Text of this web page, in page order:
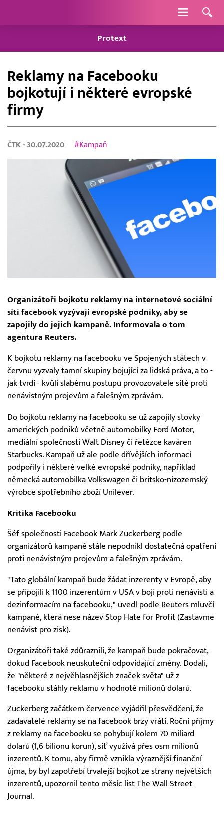
Navigace
Protext
Reklamy na Facebooku
bojkotují i některé evropské
firmy
ČTK - 30.07.2020 #Kampaň
Organizátoři bojkotu reklamy na internetové sociální
síti facebook vyzývají evropské podniky, aby se
zapojily do jejich kampaně. Informovala o tom
agentura Reuters.
K bojkotu reklamy na facebooku ve Spojených státech v
červnu vyzvaly tamní skupiny bojující za lidská práva, a to -
jak tvrdí - kvůli slabému postupu provozovatele sítě proti
nenávistným projevům a falešným zprávám.
Do bojkotu reklamy na facebooku se už zapojily stovky
amerických podniků včetně automobilky Ford Motor,
mediální společnosti Walt Disney či řetězce kaváren
Starbucks. Kampaň už ale podle dřívějších informací
podpořily i některé velké evropské podniky, například
německá automobilka Volkswagen či britsko-nizozemský
výrobce spotřebního zboží Unilever.
Kritika Facebooku
Šéf společnosti Facebook Mark Zuckerberg podle
organizátorů kampaně stále nepodnikl dostatečná opatření
proti nenávistným projevům a falešným zprávám.
"Tato globální kampaň bude žádat inzerenty v Evropě, aby
se připojili k 1100 inzerentům v USA v boji proti nenávisti a
dezinformacím na facebooku," uvedl podle Reuters mluvčí
kampaně, která nese název Stop Hate for Profit (Zastavme
nenávist pro zisk).
Organizátoři také zdůraznili, že kampaň bude pokračovat,
dokud Facebook neuskuteční odpovídající změny. Dodali,
že "některé z nejvěhlasnějších značek světa" už z
facebooku stáhly reklamu v hodnotě milionů dolarů.
Zuckerberg začátkem července vyjádřil přesvědčení, že
zadavatelé reklamy se na facebook brzy vrátí. Roční příjmy
z reklamy na facebooku se pohybují kolem 70 miliard
dolarů (1,6 bilionu korun), síť využívá přes osm milionů
inzerentů. K tomu, aby firmě vznikla výraznější finanční
újma, by byl zapotřebí trvalejší bojkot ze strany největších
inzerentů, upozornil tento měsíc list The Wall Street
Journal.